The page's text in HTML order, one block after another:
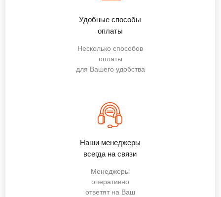
Удобные способы
оплаты
Наши менеджеры
всегда на связи
Несколько способов
оплаты
для Вашего удобства
Менеджеры
оперативно
ответят на Ваш